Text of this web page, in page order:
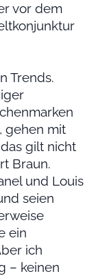
vor dem
Trends.
gehen mit
gilt nicht
Braun.
und Louis
seien
ein
ich
– keinen